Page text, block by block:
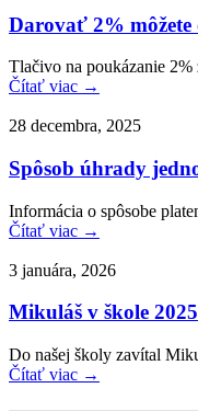
Darovať 2% môžete
Tlačivo na poukázanie
Čítať viac →
28 decembra, 2025
Spôsob úhrady
Informácia o spôsobe
Čítať viac →
3 januára, 2026
Mikuláš v škole 2025
Do našej školy zavítal
Čítať viac →